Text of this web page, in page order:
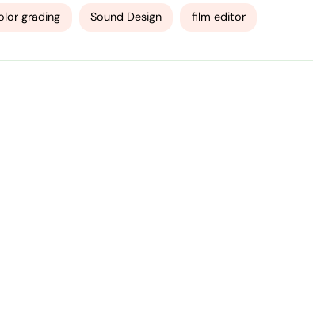
social media videos, editing, and color correction…
grading Sound Design film editor